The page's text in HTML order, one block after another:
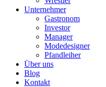
Unternehmer
Gastronom
Investor
Manager
Modedesigner
Pfandleiher
Über uns
Blog
Kontakt